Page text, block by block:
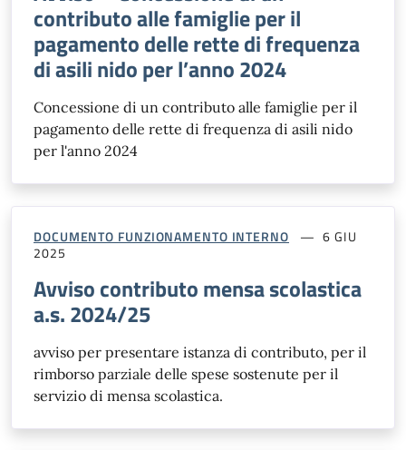
contributo alle famiglie per il
pagamento delle rette di frequenza
di asili nido per l’anno 2024
Concessione di un contributo alle famiglie per il
pagamento delle rette di frequenza di asili nido
per l'anno 2024
DOCUMENTO FUNZIONAMENTO INTERNO
6 GIU
2025
Avviso contributo mensa scolastica
a.s. 2024/25
avviso per presentare istanza di contributo, per il
rimborso parziale delle spese sostenute per il
servizio di mensa scolastica.